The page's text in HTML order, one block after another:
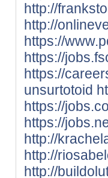
http://
http://
https://
https://
https://
unsurtotoid
https://
https://
http://
http://
http://